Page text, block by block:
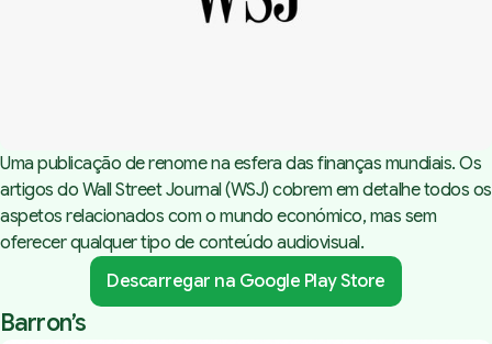
Uma publicação de renome na esfera das finanças mundiais. Os
artigos do Wall Street Journal (WSJ) cobrem em detalhe todos os
aspetos relacionados com o mundo económico, mas sem
oferecer qualquer tipo de conteúdo audiovisual.
Descarregar na Google Play Store
Barron’s